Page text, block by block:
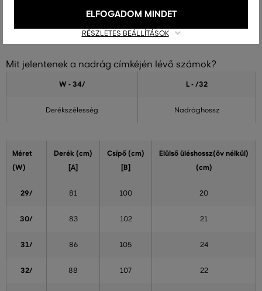
Férfi Straight Fit farmer mérettáblázata
Mit jelentenek a nadrág címkéjén lévő számok?
W - 34/ L - /32
Derékszélesség Nadrághossz
Méret
(W)
Derék (cm)
[A]
Csípő (cm)
[B]
Elülső üléshossz(öv nélkül)
(cm)
29/ 81 100 20
30/ 83 102 21
31/ 86 105 24
32/ 88 107 22
RÉSZLETES BEÁLLÍTÁSOK
ELFOGADOM MINDET